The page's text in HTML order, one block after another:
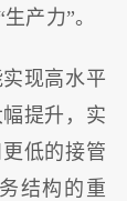
产力”。
现高水平
提升，实
低的接管
结构的重